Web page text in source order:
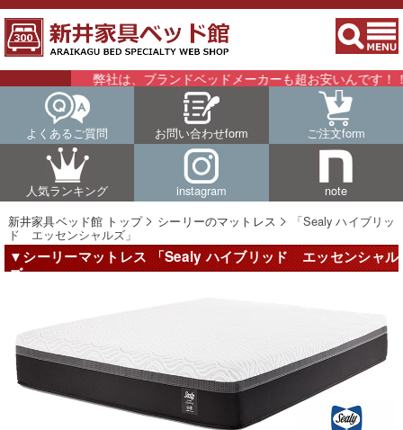
弊社は、ブランドベッドメーカーも超お安いんです！！詳細はこち
よくあるご質問 お問い合わせform ご注文form
人気ランキング instagram
note
新井家具ベッド館 トップ
シーリーのマットレス 「Sealy ハイブリッ
ド エッセンシャルズ」
▼シーリーマットレス 「Sealy ハイブリッド エッセンシャル
ズ」